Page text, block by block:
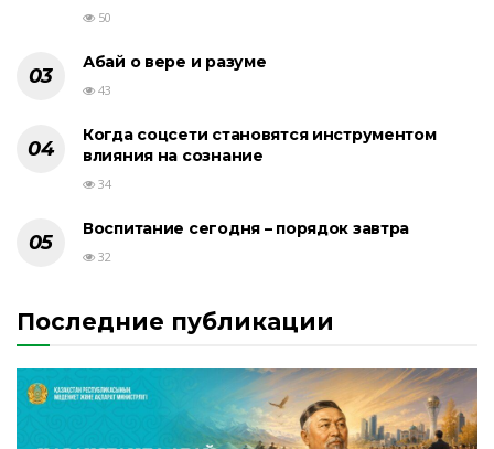
50
Абай о вере и разуме
43
Когда соцсети становятся инструментом
влияния на сознание
34
Воспитание сегодня – порядок завтра
32
Последние публикации